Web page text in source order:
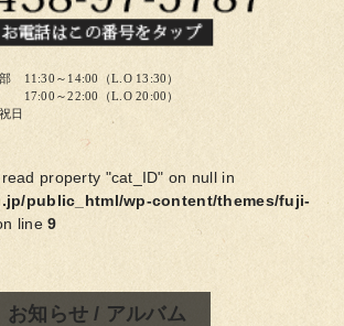
11:30～14:00（L.O 13:30）
～22:00（L.O 20:00）
日
property "cat_ID" on null in
public_html/wp-content/themes/fuji-
line9
お知らせ / アルバム